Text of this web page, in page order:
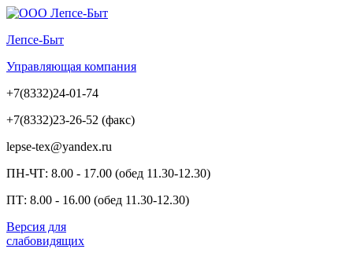
Лепсе-Быт
Управляющая компания
+7(8332)24-01-74
+7(8332)23-26-52 (факс)
lepse-tex@yandex.ru
ПН-ЧТ: 8.00 - 17.00 (обед 11.30-12.30)
ПТ: 8.00 - 16.00 (обед 11.30-12.30)
Версия для
слабовидящих